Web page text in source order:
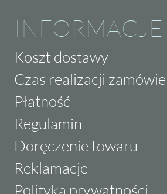
INFORMACJE
Koszt dostawy
Czas realizacji
Płatność
Regulamin
Doręczenie towaru
Reklamacje
Polityka prywatności